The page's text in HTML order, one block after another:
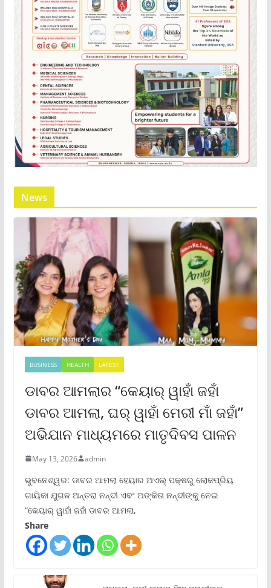
News
BUSINESS HEALTH LATEST
ଡାବର ଆମଲାର “କେୟାର୍ ୱାହାଁ ଜହାଁ
ଡାବର ଆମଲା, ଘର୍ ୱାହାଁ ମେରୀ ମାଁ ଜହାଁ”
ଅଭିଯାନ ମାଧ୍ୟମରେ ମାତୃଦିବସ ପାଳନ
May 13, 2026 admin
ଭୁବନେଶ୍ୱର: ଡାବର ଆମଲା ହେୟାର ଅଏଲ୍ ପକ୍ଷରୁ ଲୋକପ୍ରିୟ
ଗାୟିକା ଯୁଗଳ ଅନ୍ତରା ନନ୍ଦୀ ଏବଂ ଅଙ୍କିତା ନନ୍ଦୀଙ୍କୁ ନେଇ
“କେୟାର୍ ୱାହାଁ ଜହାଁ ଡାବର ଆମଲା,
Share